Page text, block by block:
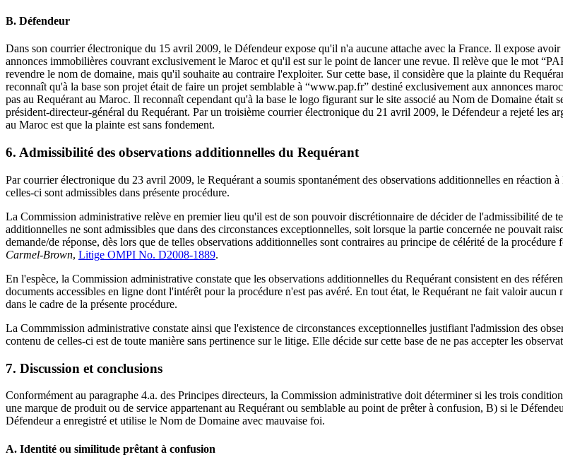
B. Défendeur
Dans son courrier électronique du 15 avril 2009, le Défendeur expose qu'il n'a aucune attache avec la France. Il expose
annonces immobilières couvrant exclusivement le Maroc et qu'il est sur le point de lancer une revue. Il relève que le mot
revendre le nom de domaine, mais qu'il souhaite au contraire l'exploiter. Sur cette base, il considère que la plainte du
reconnaît qu'à la base son projet était de faire un projet semblable à “www.pap.fr” destiné exclusivement aux annonces
pas au Requérant au Maroc. Il reconnaît cependant qu'à la base le logo figurant sur le site associé au Nom de Domaine
président-directeur-général du Requérant. Par un troisième courrier électronique du 21 avril 2009, le Défendeur a rejeté les
au Maroc est que la plainte est sans fondement.
6. Admissibilité des observations additionnelles du Requérant
Par courrier électronique du 23 avril 2009, le Requérant a soumis spontanément des observations additionnelles en
celles-ci sont admissibles dans présente procédure.
La Commission administrative relève en premier lieu qu'il est de son pouvoir discrétionnaire de décider de l'admissibilité de
additionnelles ne sont admissibles que dans des circonstances exceptionnelles, soit lorsque la partie concernée ne pouvait
demande/de réponse, dès lors que de telles observations additionnelles sont contraires au principe de célérité de la
Carmel-Brown, Litige OMPI No. D2008-1889.
En l'espèce, la Commission administrative constate que les observations additionnelles du Requérant consistent en des
documents accessibles en ligne dont l'intérêt pour la procédure n'est pas avéré. En tout état, le Requérant ne fait valoir
dans le cadre de la présente procédure.
La Commmission administrative constate ainsi que l'existence de circonstances exceptionnelles justifiant l'admission des
contenu de celles-ci est de toute manière sans pertinence sur le litige. Elle décide sur cette base de ne pas accepter les
7. Discussion et conclusions
Conformément au paragraphe 4.a. des Principes directeurs, la Commission administrative doit déterminer si les trois
une marque de produit ou de service appartenant au Requérant ou semblable au point de prêter à confusion, B) si le
Défendeur a enregistré et utilise le Nom de Domaine avec mauvaise foi.
A. Identité ou similitude prêtant à confusion